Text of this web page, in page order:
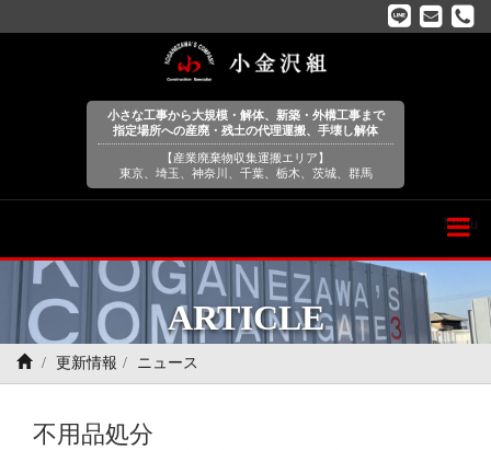
小さな工事から大規模・解体、新築・外構工事まで
指定場所への産廃・残土の代理運搬、手壊し解体
【産業廃棄物収集運搬エリア】
東京、埼玉、神奈川、千葉、栃木、茨城、群馬
Menu
ARTICLE
更新情報 ニュース
不用品処分